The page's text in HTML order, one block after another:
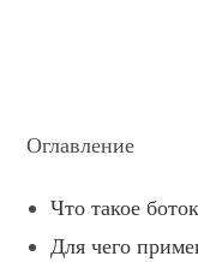
Оглавление
Что такое
Для чего